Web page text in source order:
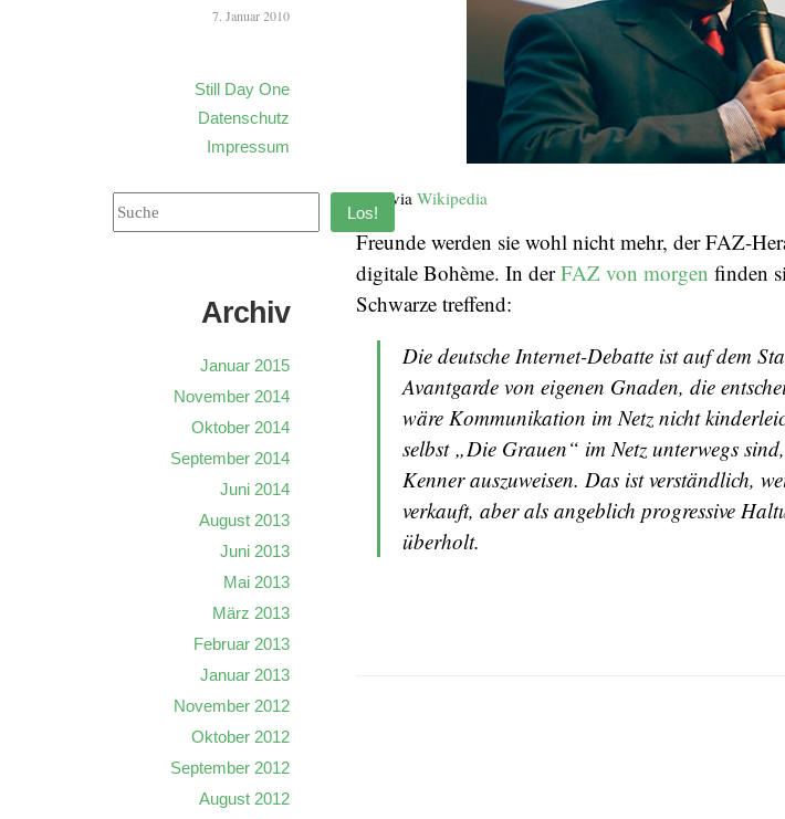
7. Januar 2010
Still Day One
Datenschutz
Impressum
Foto via Wikipedia
Freunde werden sie wohl nicht mehr, der FAZ-
digitale Bohème. In derFAZ von morgen finden
Schwarze treffend:
Die deutsche Internet-Debatte ist auf dem
Avantgarde von eigenen Gnaden, die
wäre Kommunikation im Netz nicht
selbst „Die Grauen“ im Netz unterwegs
Kenner auszuweisen. Das ist verständlich,
verkauft, aber als angeblich progressive
überholt.
Los!
Archiv
Januar 2015
November 2014
Oktober 2014
September 2014
Juni 2014
August 2013
Juni 2013
Mai 2013
März 2013
Februar 2013
Januar 2013
November 2012
Oktober 2012
September 2012
August 2012